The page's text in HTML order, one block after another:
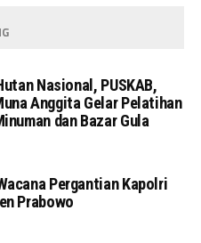
Nasional, PUSKAB,
Anggita Gelar Pelatihan
dan Bazar Gula
Pergantian Kapolri
Prabowo